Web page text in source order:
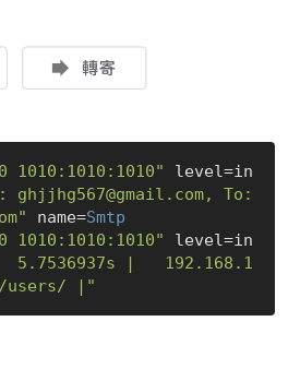
1010:1010:1010" level=in
ghjjhg567@gmail.com, To:
name=Smtp
1010:1010:1010" level=in
|   192.168.1
users/ |"